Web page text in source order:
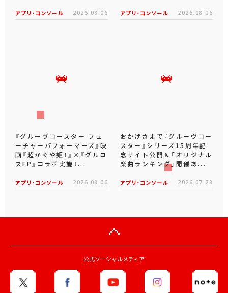
アプリ･コンソール 2026.08.06 アプリ･コンソール 2026.08.06
『グルーヴコースター フュ
ーチャーパフォーマーズ』映
画『超かぐや姫！』×『グルコ
スFP』コラボ実施！...
アプリ･コンソール 2026.08.06
おかげさまで『グルーヴコー
スター』シリーズ15周年記
念サイト公開＆「オリジナル
楽曲ランキング」開催あ...
アプリ･コンソール 2026.07.28
公式ソーシャルメディア